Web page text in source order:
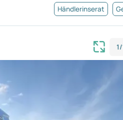
Händlerinserat